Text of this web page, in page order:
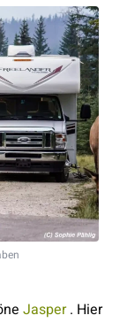
Jasper. Hier